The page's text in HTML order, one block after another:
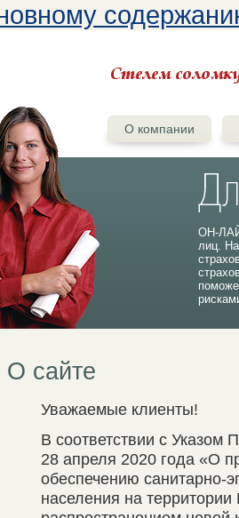
О компании
ОН-
лиц.
О сайте
Уважаемые клиенты!
В соответствии с Указом
28 апреля 2020 года «О
обеспечению санитарно-
населения на